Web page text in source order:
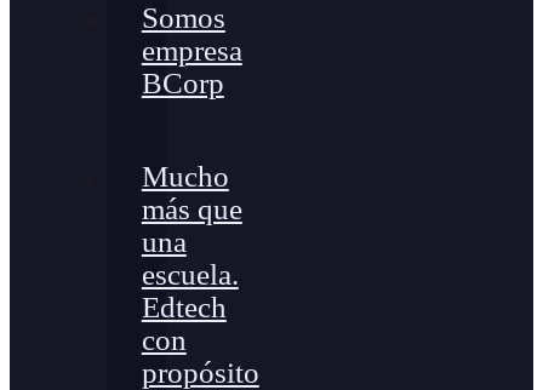
Somos
empresa
BCorp
Mucho
más que
una
escuela.
Edtech
con
propósito